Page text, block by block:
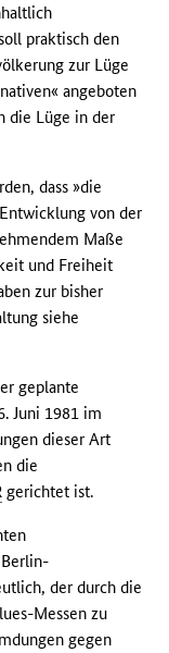
praktisch den
zur Lüge
angeboten
die Lüge in der
dass »die
von der
Maße
und Freiheit
zur bisher
siehe
geplante
Juni 1981 im
dieser Art
die
gerichtet ist.
der durch die
Messen zu
gegen